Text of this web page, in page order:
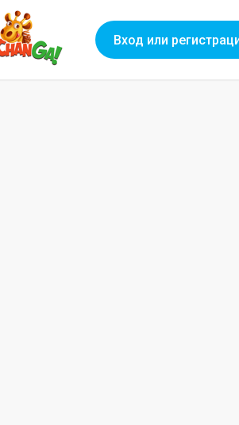
Вход или